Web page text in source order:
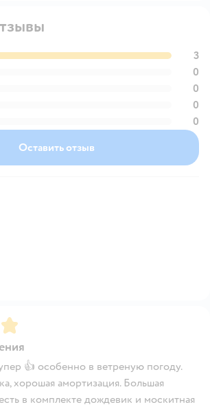
3
0
0
0
0
Оставить отзыв
👍 особенно в ветреную погоду.
хорошая амортизация. Большая
в комплекте дождевик и москитная